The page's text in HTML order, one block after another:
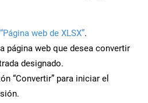
“Página web de XLSX”.
página web que desea convertir
designado.
“Convertir” para iniciar el